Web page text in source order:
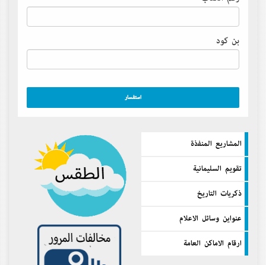
بن كود
المشاريع المنفذة
تقويم السليمانية
ذكريات التاريخ
عنواين وسائل الاعلام
ارقام الاماكن العامة